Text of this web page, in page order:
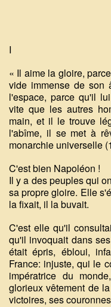
I
« Il aime la gloire,
vide immense de son
l'espace, parce qu'il
vite que les autres
main, et il le trouve
l'abîme, il se met à
monarchie universelle
C'est bien Napoléon !
Il y a des peuples qui
sa propre gloire. Elle
la fixait, il la buvait.
C'est elle qu'il
qu'il invoquait dans
était épris, ébloui,
France: injuste, qui le
impératrice du
glorieux vêtement de
victoires, ses